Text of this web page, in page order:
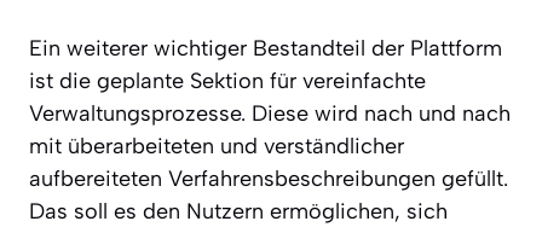
Ein weiterer wichtiger Bestandteil der Plattform
ist die geplante Sektion für vereinfachte
Verwaltungsprozesse. Diese wird nach und nach
mit überarbeiteten und verständlicher
aufbereiteten Verfahrensbeschreibungen gefüllt.
Das soll es den Nutzern ermöglichen, sich